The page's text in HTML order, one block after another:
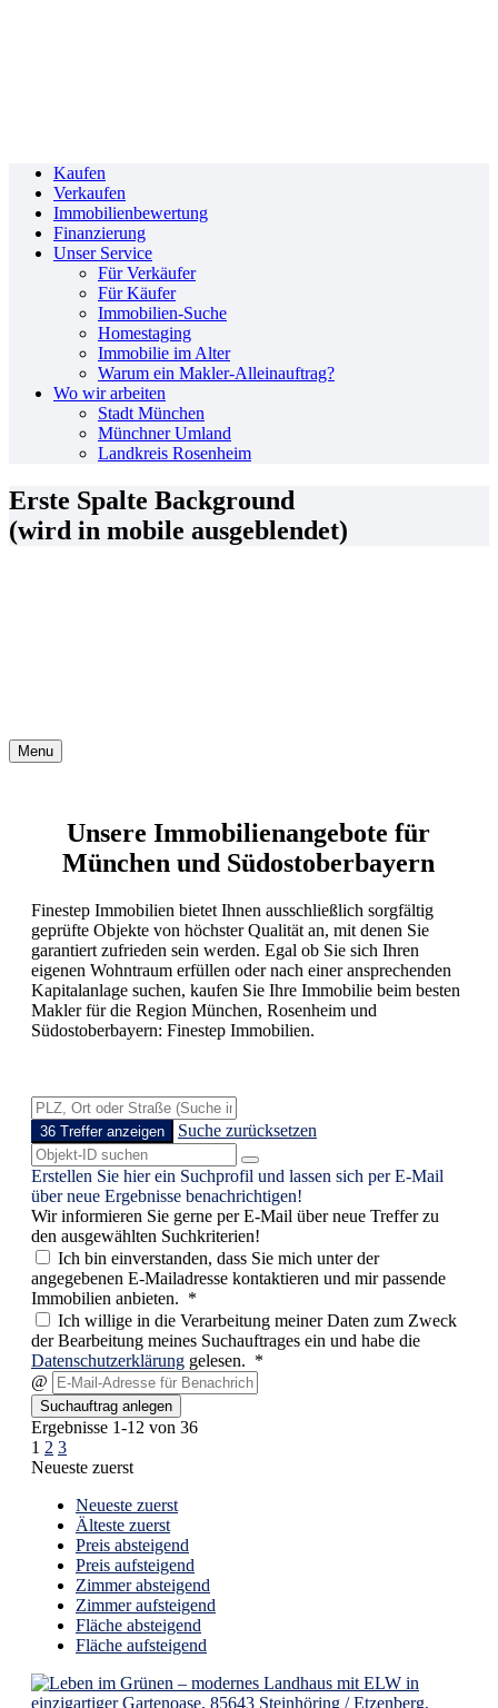
Kaufen
Verkaufen
Immobilienbewertung
Finanzierung
Unser Service
Für Verkäufer
Für Käufer
Immobilien-Suche
Homestaging
Immobilie im Alter
Warum ein Makler-Alleinauftrag?
Wo wir arbeiten
Stadt München
Münchner Umland
Landkreis Rosenheim
Erste Spalte Background
(wird in mobile ausgeblendet)
Menu
Unsere Immobilienangebote für
München und Südostoberbayern
Finestep Immobilien bietet Ihnen ausschließlich sorgfältig
geprüfte Objekte von höchster Qualität an, mit denen Sie
garantiert zufrieden sein werden. Egal ob Sie sich Ihren
eigenen Wohntraum erfüllen oder nach einer ansprechenden
Kapitalanlage suchen, kaufen Sie Ihre Immobilie beim besten
Makler für die Region München, Rosenheim und
Südostoberbayern: Finestep Immobilien.
36 Treffer anzeigen Suche zurücksetzen
Erstellen Sie hier ein Suchprofil und lassen sich per E-Mail
über neue Ergebnisse benachrichtigen!
Wir informieren Sie gerne per E-Mail über neue Treffer zu
den ausgewählten Suchkriterien!
Ich bin einverstanden, dass Sie mich unter der
angegebenen E-Mailadresse kontaktieren und mir passende
Immobilien anbieten. *
Ich willige in die Verarbeitung meiner Daten zum Zweck
der Bearbeitung meines Suchauftrages ein und habe die
Datenschutzerklärung gelesen. *
@
Suchauftrag anlegen
Ergebnisse 1-12 von 36
1 2 3
Neueste zuerst
Neueste zuerst
Älteste zuerst
Preis absteigend
Preis aufsteigend
Zimmer absteigend
Zimmer aufsteigend
Fläche absteigend
Fläche aufsteigend